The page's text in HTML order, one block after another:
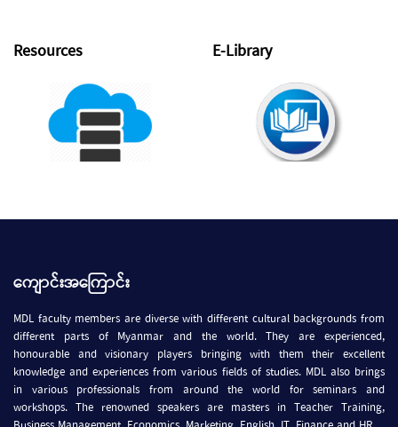
Resources E-Library
ကျောင်းအကြောင်း
MDL faculty members are diverse with different cultural backgrounds from
different parts of Myanmar and the world. They are experienced,
honourable and visionary players bringing with them their excellent
knowledge and experiences from various fields of studies. MDL also brings
in various professionals from around the world for seminars and
workshops. The renowned speakers are masters in Teacher Training,